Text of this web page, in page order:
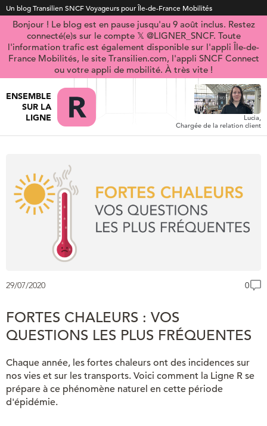
Un blog Transilien SNCF Voyageurs pour Île-de-France Mobilités
Bonjour ! Le blog est en pause jusqu'au 9 août inclus. Restez
connecté(e)s sur le compte 𝕏 @LIGNER_SNCF. Toute
l'information trafic est également disponible sur l'appli Île-de-
France Mobilités, le site Transilien.com, l'appli SNCF Connect
ou votre appli de mobilité. À très vite !
ENSEMBLE
SUR LA
LIGNE
Lucia,
Chargée de la relation client
29/07/2020 0
FORTES CHALEURS : VOS
QUESTIONS LES PLUS FRÉQUENTES
Chaque année, les fortes chaleurs ont des incidences sur
nos vies et sur les transports. Voici comment la Ligne R se
prépare à ce phénomène naturel en cette période
d'épidémie.